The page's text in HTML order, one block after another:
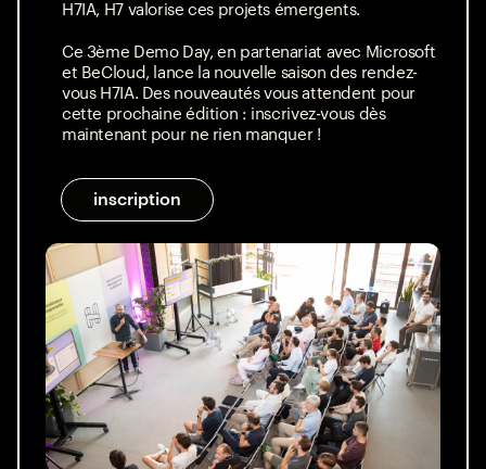
H7IA, H7 valorise ces projets émergents.
Ce 3ème Demo Day, en partenariat avec Microsoft
et BeCloud, lance la nouvelle saison des rendez-
vous H7IA. Des nouveautés vous attendent pour
cette prochaine édition : inscrivez-vous dès
maintenant pour ne rien manquer !
inscription